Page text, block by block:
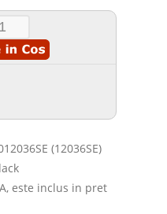
(12036SE)
este inclus in pret